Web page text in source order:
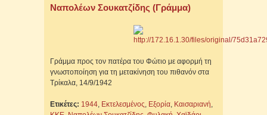
Ναπολέων Σουκατζίδης (Γράμμα)
Γράμμα προς τον πατέρα του Φώτιο με αφορμή τη
γνωστοποίηση για τη μετακίνηση του πιθανόν στα
Τρίκαλα, 14/9/1942
Ετικέτες: 1944, Εκτελεσμένος, Εξορία, Καισαριανή,